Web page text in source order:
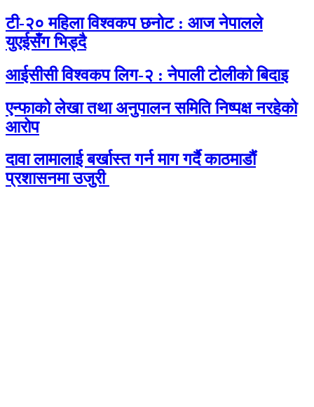
टी-२० महिला विश्वकप छनोट : आज नेपालले
युएईसँग भिड्दै
आईसीसी विश्वकप लिग-२ : नेपाली टोलीको बिदाइ
एन्फाको लेखा तथा अनुपालन समिति निष्पक्ष नरहेको
आरोप
दावा लामालाई बर्खास्त गर्न माग गर्दै काठमाडौंं
प्रशासनमा उजुरी